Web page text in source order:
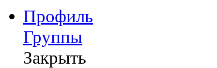
Профиль
Группы
Закрыть